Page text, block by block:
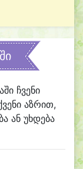
ჩვენი
აზრით,
ან უხდება